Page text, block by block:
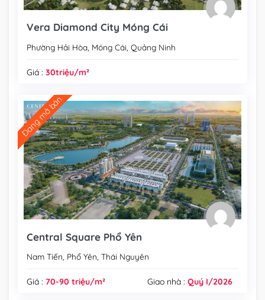
Vera Diamond City Móng Cái
Phường Hải Hòa, Móng Cái, Quảng Ninh
Giá : 30triệu/m²
Đang mở bán
Central Square Phổ Yên
Nam Tiến, Phổ Yên, Thái Nguyên
Giá : 70-90 triệu/m² Giao nhà :Quý I/2026